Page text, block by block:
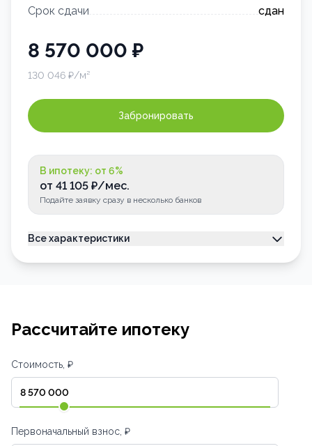
Срок сдачи сдан
8 570 000 ₽
130 046 ₽/м²
Забронировать
В ипотеку: от 6%
от 41 105 ₽/мес.
Подайте заявку сразу в несколько банков
Все характеристики
Рассчитайте ипотеку
Стоимость, ₽
Первоначальный взнос, ₽